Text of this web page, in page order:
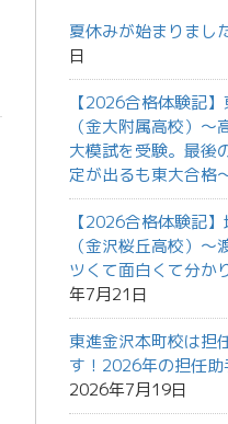
夏休みが始まりまし
日
【2026合格体験記
（金大附属高校）～
大模試を受験。最後
定が出るも東大合格
【2026合格体験記
（金沢桜丘高校）～
ツくて面白くて分か
年7月21日
東進金沢本町校は担
す！2026年の担任助
2026年7月19日